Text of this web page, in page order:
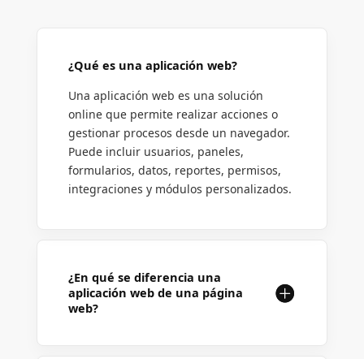
¿Qué es una aplicación web?
Una aplicación web es una solución
online que permite realizar acciones o
gestionar procesos desde un navegador.
Puede incluir usuarios, paneles,
formularios, datos, reportes, permisos,
integraciones y módulos personalizados.
¿En qué se diferencia una
aplicación web de una página
web?